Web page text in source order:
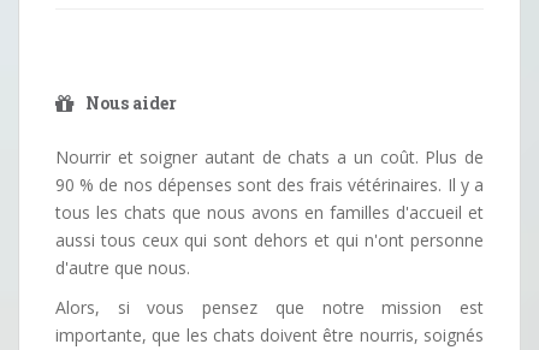
Nous aider
Nourrir et soigner autant de chats a un coût. Plus de
90 % de nos dépenses sont des frais vétérinaires. Il y a
tous les chats que nous avons en familles d'accueil et
aussi tous ceux qui sont dehors et qui n'ont personne
d'autre que nous.
Alors, si vous pensez que notre mission est
importante, que les chats doivent être nourris, soignés